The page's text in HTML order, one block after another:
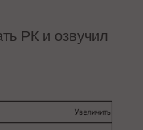
РК и озвучил